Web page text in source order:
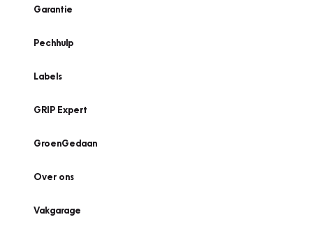
Garantie
Pechhulp
Labels
GRIP Expert
GroenGedaan
Over ons
Vakgarage